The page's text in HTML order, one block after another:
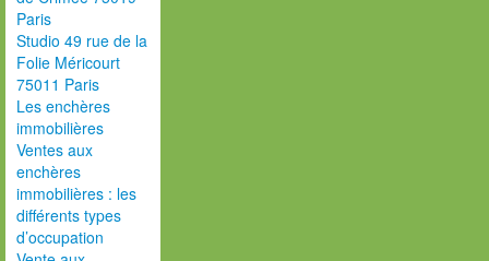
Paris
Studio 49 rue de la
Folie Méricourt
75011 Paris
Les enchères
immobilières
Ventes aux
enchères
immobilières : les
différents types
d’occupation